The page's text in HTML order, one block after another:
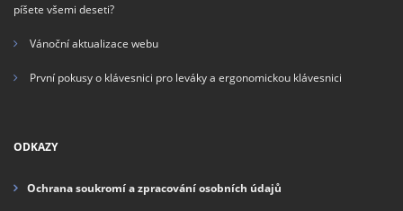
píšete všemi deseti?
Vánoční aktualizace webu
První pokusy o klávesnici pro leváky a ergonomickou klávesnici
ODKAZY
Ochrana soukromí a zpracování osobních údajů